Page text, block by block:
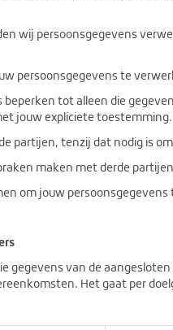
wij persoonsgegevens
persoonsgegevens te
tot alleen die
jouw expliciete
partijen, tenzij dat nodig is
maken met derde
om jouw
gegevens van de
Het gaat per